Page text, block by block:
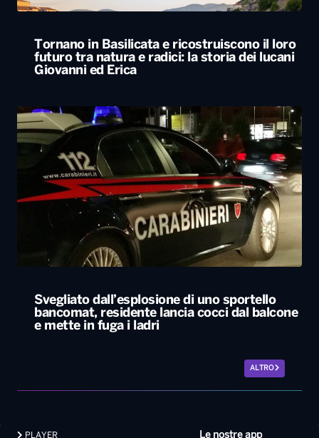
Tornano in Basilicata e ricostruiscono il loro
futuro tra natura e radici: la storia dei lucani
Giovanni ed Erica
Svegliato dall’esplosione di uno sportello
bancomat, residente lancia cocci dal balcone
e mette in fuga i ladri
ALTRO
Le nostre app
PLAYER